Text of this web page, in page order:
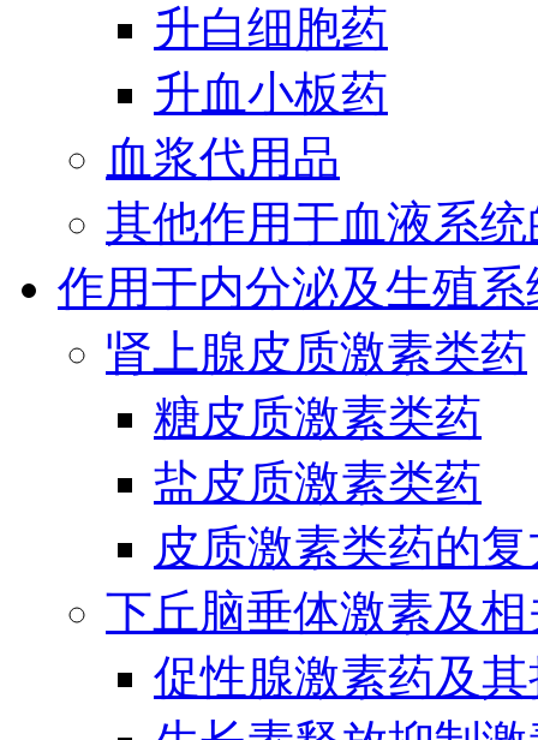
升白细胞药
升血小板药
血浆代用品
其他作用于血液系
作用于内分泌及生殖
肾上腺皮质激素类药
糖皮质激素类药
盐皮质激素类药
皮质激素类药的
下丘脑垂体激素及
促性腺激素药及